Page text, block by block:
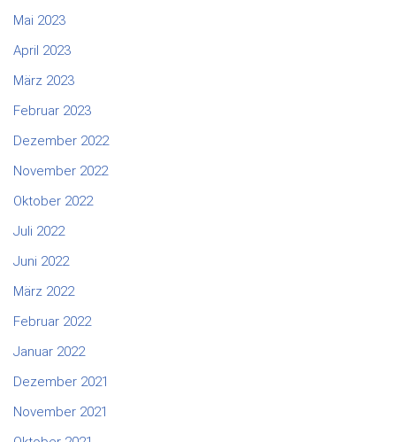
Mai 2023
April 2023
März 2023
Februar 2023
Dezember 2022
November 2022
Oktober 2022
Juli 2022
Juni 2022
März 2022
Februar 2022
Januar 2022
Dezember 2021
November 2021